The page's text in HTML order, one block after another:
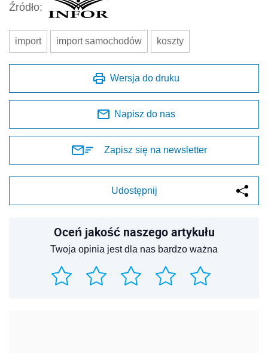
Źródło:
import import samochodów koszty
Wersja do druku
Napisz do nas
Zapisz się na newsletter
Udostępnij
Oceń jakość naszego artykułu
Twoja opinia jest dla nas bardzo ważna